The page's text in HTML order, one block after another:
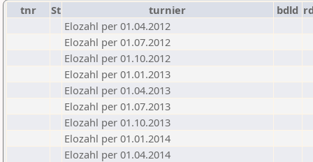
tnr St turnier bdld
Elozahl per 01.04.2012
Elozahl per 01.07.2012
Elozahl per 01.10.2012
Elozahl per 01.01.2013
Elozahl per 01.04.2013
Elozahl per 01.07.2013
Elozahl per 01.10.2013
Elozahl per 01.01.2014
Elozahl per 01.04.2014